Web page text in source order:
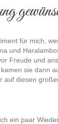
für mich,
und
Freude und
sie dann
auf diesen
ein paar